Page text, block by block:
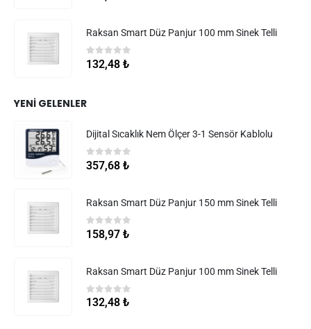
Raksan Smart Düz Panjur 100 mm Sinek Telli
05 üzerinden
132,48 ₺
YENI GELENLER
Dijital Sıcaklık Nem Ölçer 3-1 Sensör Kablolu
05 üzerinden
357,68 ₺
Raksan Smart Düz Panjur 150 mm Sinek Telli
0 5 üzerinden
158,97 ₺
Raksan Smart Düz Panjur 100 mm Sinek Telli
05 üzerinden
132,48 ₺